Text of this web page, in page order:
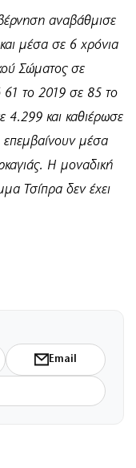
αναβάθμισε
μέσα σε 6 χρόνια
Σώματος σε
61 το 2019 σε 85 το
4.299 και καθιέρωσε
επεμβαίνουν μέσα
Η μοναδική
Τσίπρα δεν έχει
Email